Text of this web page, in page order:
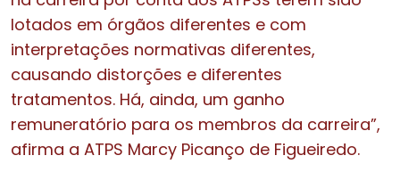
lotados em órgãos diferentes e com
interpretações normativas diferentes,
causando distorções e diferentes
tratamentos. Há, ainda, um ganho
remuneratório para os membros da carreira”,
afirma a ATPS Marcy Picanço de Figueiredo.